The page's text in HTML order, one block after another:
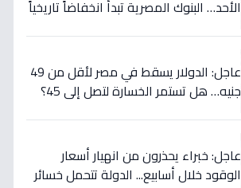
الأحد… البنوك المصرية تبدأ انخفاضاً تاريخياً
عاجل: الدولار يسقط في مصر لأقل من 49
جنيه… هل تستمر الخسارة لتصل إلى 45؟
عاجل: خبراء يحذرون من انهيار أسعار
الوقود خلال أسابيع... الدولة تتحمل خسائر